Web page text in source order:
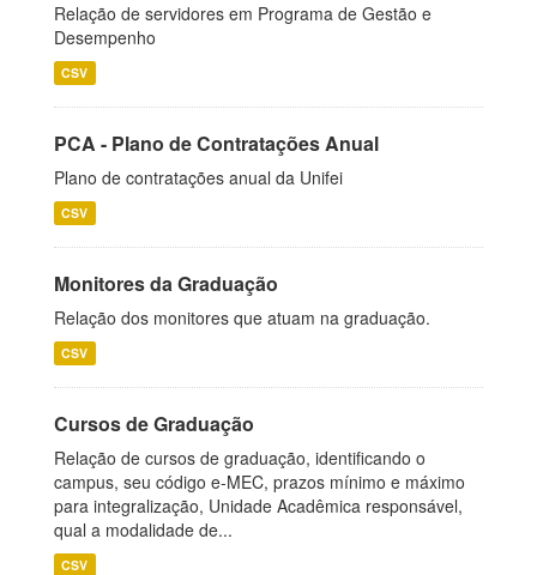
Relação de servidores em Programa de Gestão e
Desempenho
CSV
PCA - Plano de Contratações Anual
Plano de contratações anual da Unifei
CSV
Monitores da Graduação
Relação dos monitores que atuam na graduação.
CSV
Cursos de Graduação
Relação de cursos de graduação, identificando o
campus, seu código e-MEC, prazos mínimo e máximo
para integralização, Unidade Acadêmica responsável,
qual a modalidade de...
CSV